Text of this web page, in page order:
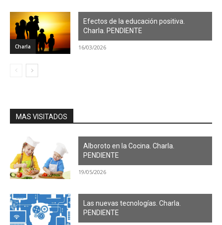
Charla
Efectos de la educación positiva.
Charla. PENDIENTE
16/03/2026
MAS VISITADOS
Alboroto en la Cocina. Charla.
PENDIENTE
19/05/2026
Las nuevas tecnologías. Charla.
PENDIENTE